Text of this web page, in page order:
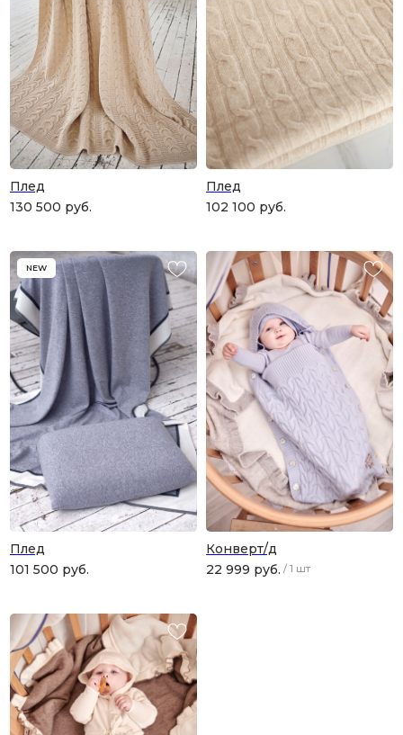
Плед
130 500 руб.
Плед
102 100 руб.
NEW
Плед
101 500 руб.
Конверт/д
22 999 руб. / 1 шт
ПОДАРОЧНАЯ КАРТА
Что может быть лучше подарка,
сделанного с любовью, теплом
и рассчитанного на долгие годы?